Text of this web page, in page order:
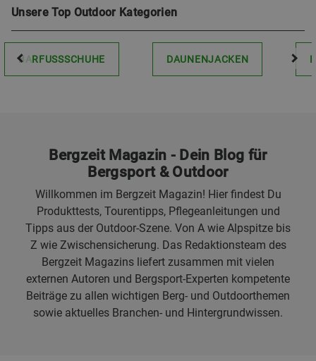
Unsere Top Outdoor Kategorien
BARFUSSSCHUHE DAUNENJACKEN
Bergzeit Magazin - Dein Blog für
Bergsport & Outdoor
Willkommen im Bergzeit Magazin! Hier findest Du
Produkttests, Tourentipps, Pflegeanleitungen und
Tipps aus der Outdoor-Szene. Von A wie Alpspitze bis
Z wie Zwischensicherung. Das Redaktionsteam des
Bergzeit Magazins liefert zusammen mit vielen
externen Autoren und Bergsport-Experten kompetente
Beiträge zu allen wichtigen Berg- und Outdoorthemen
sowie aktuelles Branchen- und Hintergrundwissen.